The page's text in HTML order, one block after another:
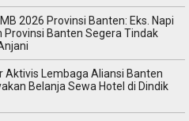
2026 Provinsi Banten: Eks. Napi
Provinsi Banten Segera Tindak
‎Aktivis Lembaga Aliansi Banten
Belanja Sewa Hotel di Dindik